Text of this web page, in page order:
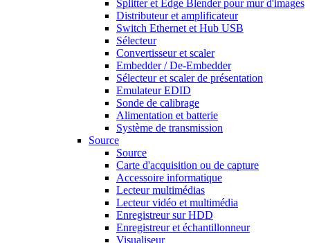
Splitter et Edge Blender pour mur d'images
Distributeur et amplificateur
Switch Ethernet et Hub USB
Sélecteur
Convertisseur et scaler
Embedder / De-Embedder
Sélecteur et scaler de présentation
Emulateur EDID
Sonde de calibrage
Alimentation et batterie
Système de transmission
Source
Source
Carte d'acquisition ou de capture
Accessoire informatique
Lecteur multimédias
Lecteur vidéo et multimédia
Enregistreur sur HDD
Enregistreur et échantillonneur
Visualiseur